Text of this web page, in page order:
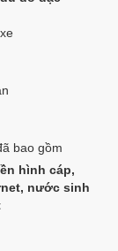
bao gồm
hình cáp,
nước sinh